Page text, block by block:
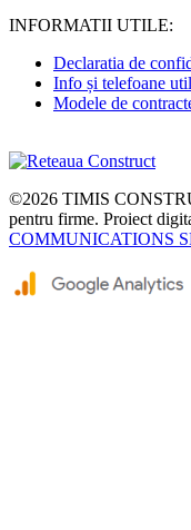
INFORMATII UTILE:
Declaratia de
Info și telefoane
Modele de
©2026 TIMIS
pentru firme. Proiect
COMMUNICATIONS